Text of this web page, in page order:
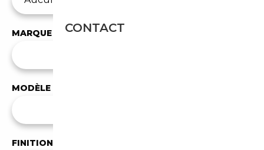
MARQUE
MODÈLE
FINITION
CONTACT